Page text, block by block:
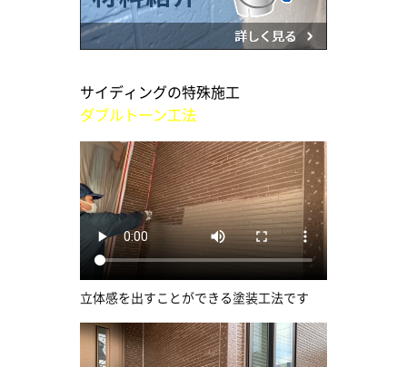
サイディングの特殊施工
ダブルトーン工法
立体感を出すことができる塗装工法です